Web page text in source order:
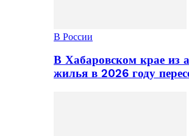
В России
В Хабаровском крае из
жилья в 2026 году